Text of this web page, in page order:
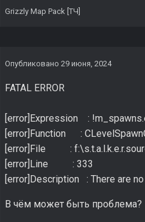
Grizzly Map Pack [ТЧ]
Опубликовано 29 июня, 2024
FATAL ERROR
[error]Expression :
[error]Function :
[error]File :
[error]Line : 333
[error]Description : There are
В чём может быть проблема?